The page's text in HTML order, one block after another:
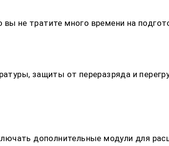
не тратите много времени на
защиты от переразряда и
дополнительные модули для